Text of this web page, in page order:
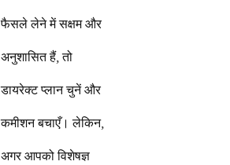
फैसले लेने में सक्षम और
अनुशासित हैं, तो
डायरेक्ट प्लान चुनें और
कमीशन बचाएँ। लेकिन,
अगर आपको विशेषज्ञ